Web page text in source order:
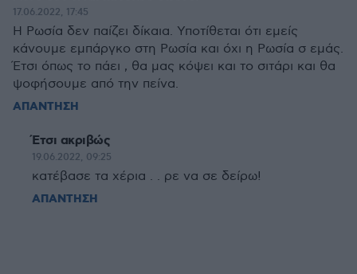
17.06.2022, 17:45
Η Ρωσία δεν παίζει δίκαια. Υποτίθεται ότι εμείς
κάνουμε εμπάργκο στη Ρωσία και όχι η Ρωσία σ εμάς.
Έτσι όπως το πάει , θα μας κόψει και το σιτάρι και θα
ψοφήσουμε από την πείνα.
ΑΠΑΝΤΗΣΗ
Έτσι ακριβώς
19.06.2022, 09:25
κατέβασε τα χέρια . . ρε να σε δείρω!
ΑΠΑΝΤΗΣΗ